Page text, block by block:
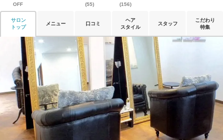
OFF
(55)
(156)
サロン
トップ
メニュー 口コミ
ヘア
スタイル
スタッフ
こだわり
特集